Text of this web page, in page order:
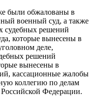
были обжалованы в
военный суд, а также
судебных решений
которые вынесены в
деле,
решений
вынесены в
кассационные жалобы
коллегию по делам
Федерации.